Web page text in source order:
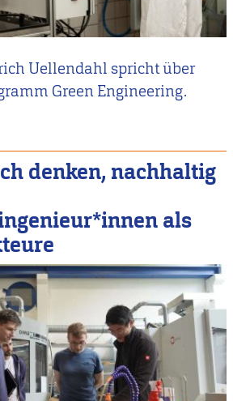
Uellendahl spricht über
Green Engineering.
denken, nachhaltig
als